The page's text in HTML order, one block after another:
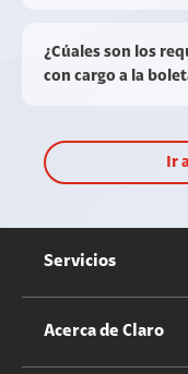
¿Cúales son los
con cargo a la
Ir
Servicios
Servicios Móviles
Acerca de Claro